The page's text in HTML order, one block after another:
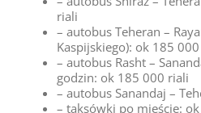
riali
– autobus Teheran –
Kaspijskiego): ok 185
– autobus Rasht –
godzin: ok 185 000 riali
– autobus Sanandaj –
– taksówki po mieście: